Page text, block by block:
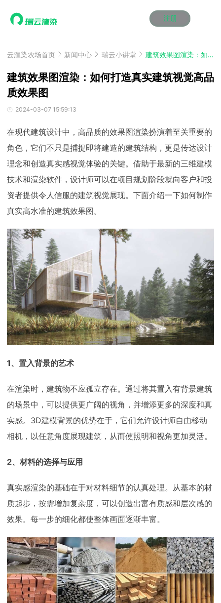
注册
效果图渲染
云制作
云渲染管理系统
瑞兔百宝箱
AI视频插帧
效果图渲染
云制作
云渲染管理系统
瑞兔百宝箱
AI视频插帧
效果图渲染
云制作
云渲染管理系统
瑞兔百宝箱
AI视频插帧
效果图渲染
云制作
云渲染管理系统
瑞兔百宝箱
AI视频插帧
效果图渲染
云制作
云渲染管理系统
瑞兔百宝箱
AI视频插帧
效果图渲染
云制作
云渲染管理系统
瑞兔百宝箱
AI视频插帧
解决方案
3ds Max云渲染方案
Maya AI渲染方案
3ds Max云渲染方案
Maya AI渲染方案
3ds Max云渲染方案
Maya AI渲染方案
3ds Max云渲染方案
Maya AI渲染方案
3ds Max云渲染方案
Maya AI渲染方案
3ds Max云渲染方案
Maya AI渲染方案
动画价格
效果图价格
云制作价格
动画价格
效果图价格
云制作价格
动画价格
效果图价格
云制作价格
动画价格
效果图价格
云制作价格
动画价格
效果图价格
云制作价格
动画价格
效果图价格
云制作价格
案例
资讯&赛事
新闻资讯
渲染百科
渲染大赛
新闻资讯
渲染百科
渲染大赛
新闻资讯
渲染百科
渲染大赛
新闻资讯
渲染百科
渲染大赛
新闻资讯
渲染百科
渲染大赛
新闻资讯
渲染百科
渲染大赛
特惠专区
云渲染优惠攻略
青云平台
教育优惠
云渲染优惠攻略
青云平台
教育优惠
云渲染优惠攻略
青云平台
教育优惠
云渲染优惠攻略
青云平台
教育优惠
云渲染优惠攻略
青云平台
教育优惠
云渲染优惠攻略
青云平台
教育优惠
关于我们
下载动画客户端
效果图客户端
动画客户端
效果图客户端
动画客户端
效果图客户端
动画客户端
效果图客户端
动画客户端
效果图客户端
动画客户端
效果图客户端
帮助/教程
登录
云渲染农场首页 新闻中心 瑞云小讲堂 建筑效果图渲染：如何打造真实建筑视觉高品质效果图
建筑效果图渲染：如何打造真实建筑视觉高品
质效果图
2024-03-07 15:59:13
在现代建筑设计中，高品质的效果图渲染扮演着至关重要的
角色，它们不只是捕捉即将建造的建筑结构，更是传达设计
理念和创造真实感视觉体验的关键。借助于最新的三维建模
技术和渲染软件，设计师可以在项目规划阶段就向客户和投
资者提供令人信服的建筑视觉展现。下面介绍一下如何制作
真实高水准的建筑效果图。
1、置入背景的艺术
在渲染时，建筑物不应孤立存在。通过将其置入有背景建筑
的场景中，可以提供更广阔的视角，并增添更多的深度和真
实感。3D建模背景的优势在于，它们允许设计师自由移动
相机，以任意角度展现建筑，从而使照明和视角更加灵活。
2、材料的选择与应用
真实感渲染的基础在于对材料细节的认真处理。从基本的材
质起步，按需增加复杂度，可以创造出富有质感和层次感的
效果。每一步的细化都使整体画面逐渐丰富。